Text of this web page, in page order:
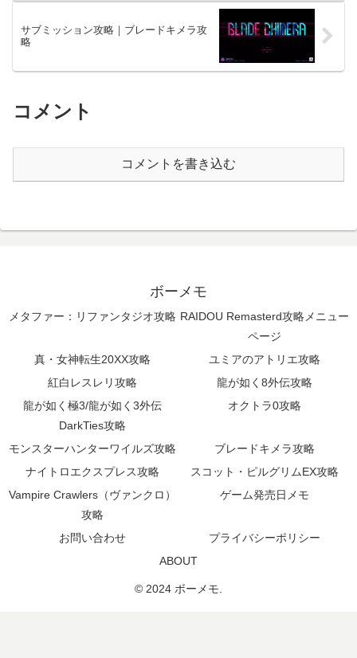
サブミッション攻略｜ブレードキメラ攻
略
コメント
コメントを書き込む
ボーメモ
メタファー：リファンタジオ攻略 RAIDOU Remasterd攻略メニュー
ページ
真・女神転生20XX攻略
ユミアのアトリエ攻略
紅白レスレリ攻略
龍が如く8外伝攻略
龍が如く極3/龍が如く3外伝
DarkTies攻略
オクトラ0攻略
モンスターハンターワイルズ攻略
ブレードキメラ攻略
ナイトロエクスプレス攻略
スコット・ピルグリムEX攻略
Vampire Crawlers（ヴァンクロ）
攻略
ゲーム発売日メモ
お問い合わせ
プライバシーポリシー
ABOUT
© 2024 ボーメモ.